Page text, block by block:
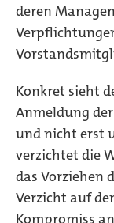
deren
Konkret sieht
Anmeldung
und nicht erst
verzichtet die
das Vorziehen
Verzicht auf
Kompromiss